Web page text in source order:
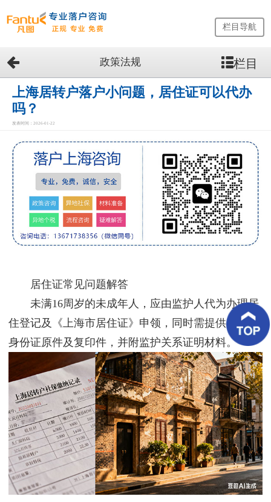
网
站
首
页
留
生
务
优
客
户
好
评
新
闻
资
讯
联
系
我
们
栏目导航
政策法规 栏目
上海居转户落户小问题，居住证可以代办
吗？
发表时间：2026-01-22
居住证常见问题解答
未满16周岁的未成年人，应由监护人代为办理居
住登记及《上海市居住证》申领，同时需提供监护人
身份证原件及复印件，并附监护关系证明材料。